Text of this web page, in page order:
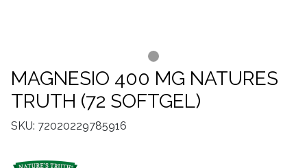
MAGNESIO 400 MG NATURES
TRUTH (72 SOFTGEL)
SKU: 72020229785916